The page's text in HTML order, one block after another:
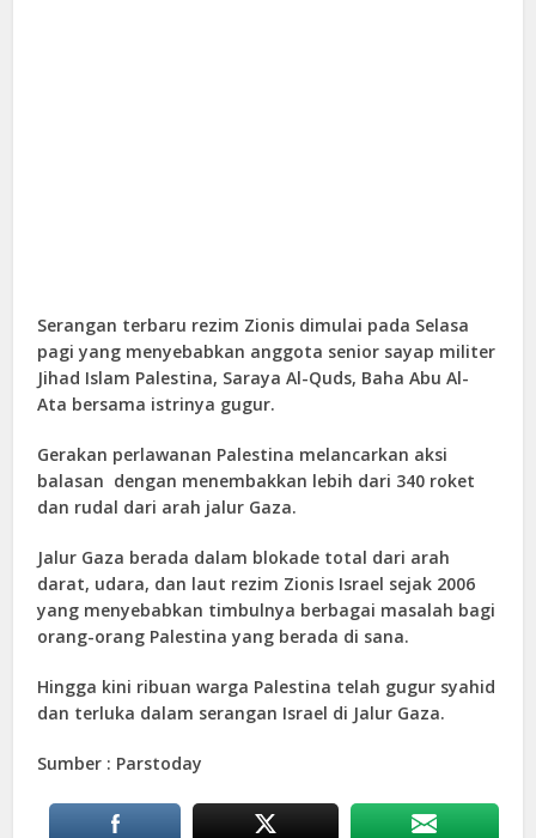
Serangan terbaru rezim Zionis dimulai pada Selasa
pagi yang menyebabkan anggota senior sayap militer
Jihad Islam Palestina, Saraya Al-Quds, Baha Abu Al-
Ata bersama istrinya gugur.
Gerakan perlawanan Palestina melancarkan aksi
balasan dengan menembakkan lebih dari 340 roket
dan rudal dari arah jalur Gaza.
Jalur Gaza berada dalam blokade total dari arah
darat, udara, dan laut rezim Zionis Israel sejak 2006
yang menyebabkan timbulnya berbagai masalah bagi
orang-orang Palestina yang berada di sana.
Hingga kini ribuan warga Palestina telah gugur syahid
dan terluka dalam serangan Israel di Jalur Gaza.
Sumber : Parstoday